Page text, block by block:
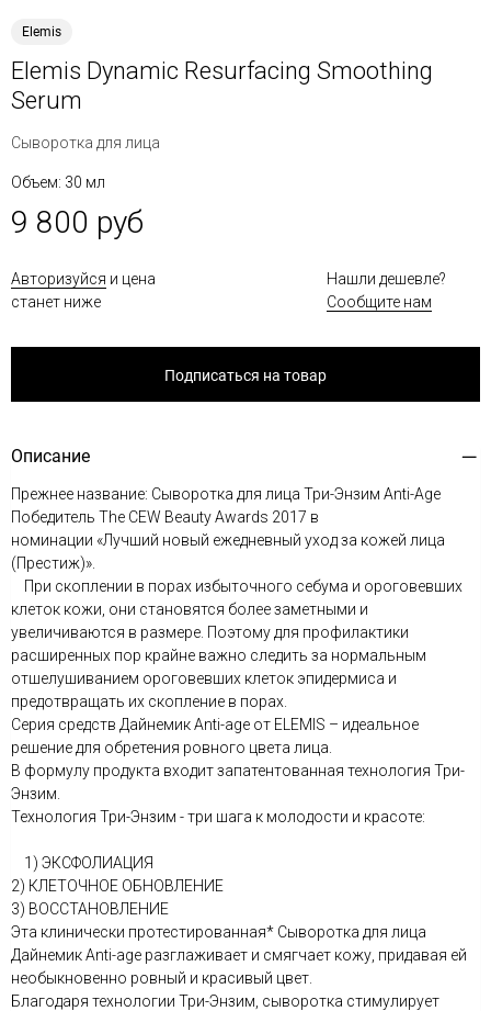
Elemis
Elemis Dynamic Resurfacing Smoothing
Serum
Сыворотка для лица
Объем: 30 мл
9 800 руб
Авторизуйся и цена
станет ниже
Нашли дешевле?
Сообщите нам
Подписаться на товар
Описание
Прежнее название: Сыворотка для лица Три-Энзим Anti-Age
Победитель The CEW Beauty Awards 2017 в
номинации «Лучший новый ежедневный уход за кожей лица
(Престиж)».
При скоплении в порах избыточного себума и ороговевших
клеток кожи, они становятся более заметными и
увеличиваются в размере. Поэтому для профилактики
расширенных пор крайне важно следить за нормальным
отшелушиванием ороговевших клеток эпидермиса и
предотвращать их скопление в порах.
Серия средств Дайнемик Anti-age от ELEMIS – идеальное
решение для обретения ровного цвета лица.
В формулу продукта входит запатентованная технология Три-
Энзим.
Технология Три-Энзим - три шага к молодости и красоте:
1) ЭКСФОЛИАЦИЯ
2) КЛЕТОЧНОЕ ОБНОВЛЕНИЕ
3) ВОССТАНОВЛЕНИЕ
Эта клинически протестированная* Сыворотка для лица
Дайнемик Anti-age разглаживает и смягчает кожу, придавая ей
необыкновенно ровный и красивый цвет.
Благодаря технологии Три-Энзим, сыворотка стимулирует